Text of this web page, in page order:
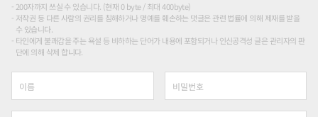
200자까지 쓰실 수 있습니다. (현재 0 byte / 최대 400byte)
저작권 등 다른 사람의 권리를 침해하거나 명예를 훼손하는 댓글은 관련 법률에 의해 제재를 받을
수 있습니다.
타인에게 불쾌감을 주는 욕설 등 비하하는 단어가 내용에 포함되거나 인신공격성 글은 관리자의 판
단에 의해 삭제 합니다.